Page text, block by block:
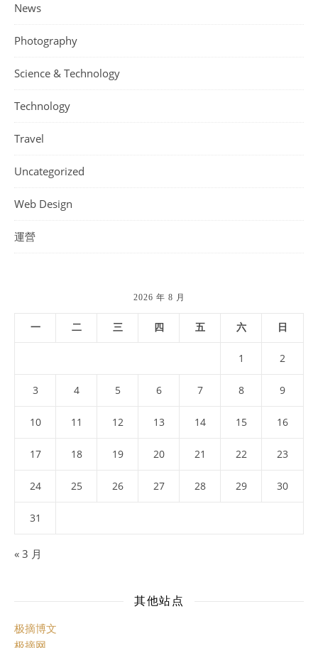
News
Photography
Science & Technology
Technology
Travel
Uncategorized
Web Design
運營
2026 年 8 月
一 二 三 四 五 六 日
1 2
3 4 5 6 7 8 9
10 11 12 13 14 15 16
17 18 19 20 21 22 23
24 25 26 27 28 29 30
31
« 3 月
其他站点
极摘博文
极摘网